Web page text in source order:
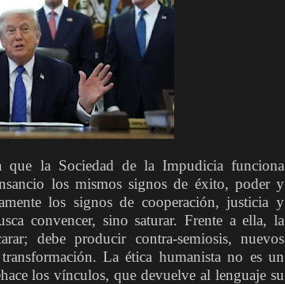
que la Sociedad de la Impudicia funciona
los mismos signos de éxito, poder y
los signos de cooperación, justicia y
convencer, sino saturar. Frente a ella, la
debe producir contra-semiosis, nuevos
La ética humanista no es un
los vínculos, que devuelve al lenguaje su